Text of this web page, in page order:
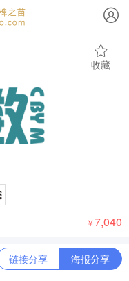
收藏
￥7,040
链接分享 海报分享